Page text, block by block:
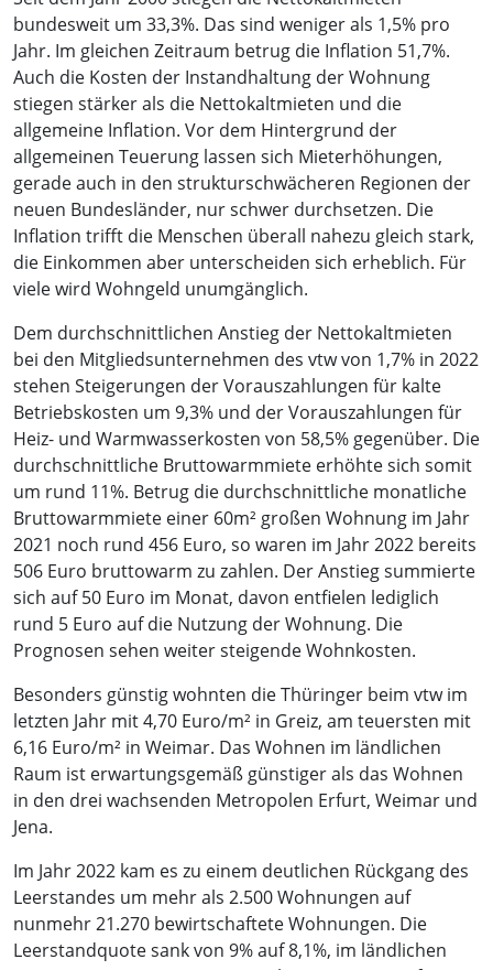
bundesweit um 33,3%. Das sind weniger als 1,5% pro
Jahr. Im gleichen Zeitraum betrug die Inflation 51,7%.
Auch die Kosten der Instandhaltung der Wohnung
stiegen stärker als die Nettokaltmieten und die
allgemeine Inflation. Vor dem Hintergrund der
allgemeinen Teuerung lassen sich Mieterhöhungen,
gerade auch in den strukturschwächeren Regionen der
neuen Bundesländer, nur schwer durchsetzen. Die
Inflation trifft die Menschen überall nahezu gleich stark,
die Einkommen aber unterscheiden sich erheblich. Für
viele wird Wohngeld unumgänglich.
Dem durchschnittlichen Anstieg der Nettokaltmieten
bei den Mitgliedsunternehmen des vtw von 1,7% in 2022
stehen Steigerungen der Vorauszahlungen für kalte
Betriebskosten um 9,3% und der Vorauszahlungen für
Heiz- und Warmwasserkosten von 58,5% gegenüber. Die
durchschnittliche Bruttowarmmiete erhöhte sich somit
um rund 11%. Betrug die durchschnittliche monatliche
Bruttowarmmiete einer 60m² großen Wohnung im Jahr
2021 noch rund 456 Euro, so waren im Jahr 2022 bereits
506 Euro bruttowarm zu zahlen. Der Anstieg summierte
sich auf 50 Euro im Monat, davon entfielen lediglich
rund 5 Euro auf die Nutzung der Wohnung. Die
Prognosen sehen weiter steigende Wohnkosten.
Besonders günstig wohnten die Thüringer beim vtw im
letzten Jahr mit 4,70 Euro/m² in Greiz, am teuersten mit
6,16 Euro/m² in Weimar. Das Wohnen im ländlichen
Raum ist erwartungsgemäß günstiger als das Wohnen
in den drei wachsenden Metropolen Erfurt, Weimar und
Jena.
Im Jahr 2022 kam es zu einem deutlichen Rückgang des
Leerstandes um mehr als 2.500 Wohnungen auf
nunmehr 21.270 bewirtschaftete Wohnungen. Die
Leerstandquote sank von 9% auf 8,1%, im ländlichen